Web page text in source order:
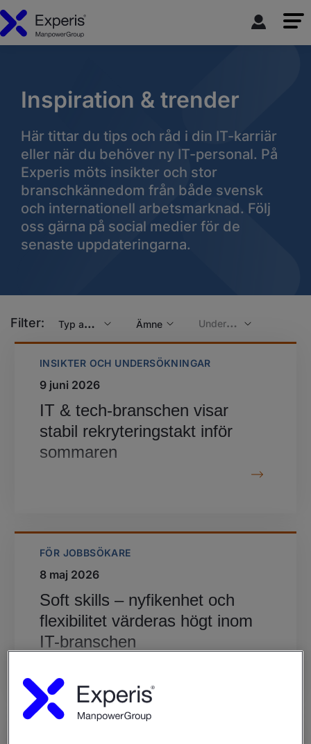
Inspiration & trender
Här tittar du tips och råd i din IT-karriär
eller när du behöver ny IT-personal. På
Experis möts insikter och stor
branschkännedom från både svensk
och internationell arbetsmarknad. Följ
oss gärna på social medier för de
senaste uppdateringarna.
Filter: Typ av inlägg Ämne Underkategori
INSIKTER OCH UNDERSÖKNINGAR
9 juni 2026
IT & tech‑branschen visar
stabil rekryteringstakt inför
sommaren
FÖR JOBBSÖKARE
8 maj 2026
Soft skills – nyfikenhet och
flexibilitet värderas högt inom
IT-branschen